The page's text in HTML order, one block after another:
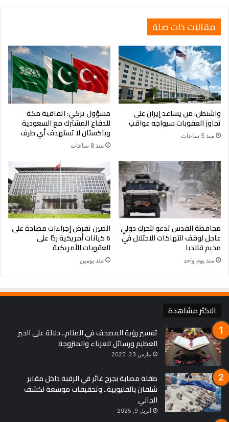
مقالات ذات صلة
واشنطن: من يساعد إيران على
تجاوز العقوبات سيواجه عواقب
منذ 5 ساعات
مسؤول تركي: اتفاقية مكة
للدفاع المشترك مع السعودية
وباكستان لا تستهدف أي طرف
منذ 8 ساعات
محافظة القدس تدعو لتحرك دولي
عاجل لوقف انتهاكات الاحتلال في
مخيم قلنديا
منذ يوم واحد
الصين تفرض إجراءات مضادة على
6 كيانات أمريكية ردًا على
العقوبات الأمريكية
منذ يومين
الاكثر مشاهدة
تفسير رؤية المصحف في المنام.. دلالة على الخير
العظيم ورسائل للعزباء والمتزوجة
مارس 23, 2025
طفلة مصابة بجرح غائر في الرقبة داخل مقابر
شلقان بالقليوبية.. وتحقيقات موسعة لكشف
الجاني
أبريل 9, 2025